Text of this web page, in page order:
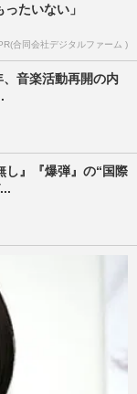
たいない」
合同会社デジタルファーム )
音楽活動再開の内
し』『爆弾』の“国際